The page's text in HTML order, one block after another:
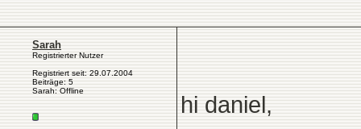
Sarah
Registrierter Nutzer
Registriert seit: 29.07.2004
Beiträge: 5
Sarah: Offline
hi daniel,